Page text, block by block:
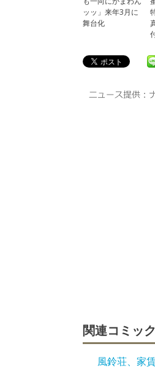
ッッ」来年3月に
舞台化
関連コミック
風鈴荘、家